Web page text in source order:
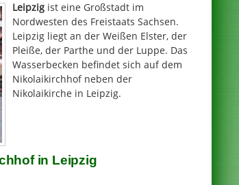
Leipzig ist eine Großstadt im
Nordwesten des Freistaats Sachsen.
Leipzig liegt an der Weißen Elster, der
Pleiße, der Parthe und der Luppe. Das
Wasserbecken befindet sich auf dem
Nikolaikirchhof neben der
Nikolaikirche in Leipzig.
in Leipzig